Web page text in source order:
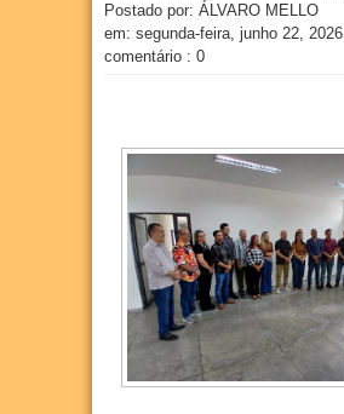
Postado por: ÁLVARO MELLO
em: segunda-feira, junho 22, 2026
comentário : 0